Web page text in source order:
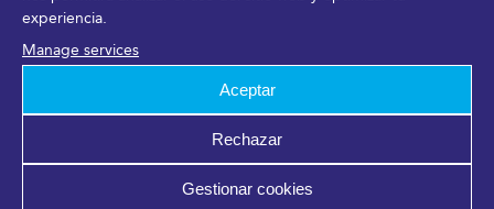
experiencia.
Manage services
Aceptar
Rechazar
Gestionar cookies
Social y Migraciones con la colaboración del
Ayuntamiento de Málaga.
Avance calendario última parte del año
FYCMA, del Ayuntamiento de Málaga, trabaja ya en
la programación de los últimos meses del año, que
en el apartado ferial incluye novedades como